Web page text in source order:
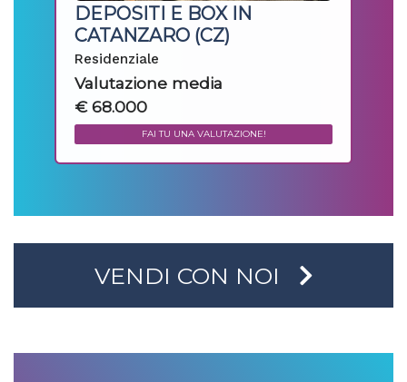
DEPOSITI E BOX IN
CATANZARO (CZ)
Residenziale
Valutazione media
€ 68.000
FAI TU UNA VALUTAZIONE!
VENDI CON NOI